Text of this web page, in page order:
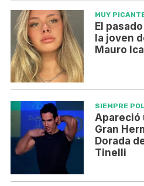
MUY
El
la joven
Mauro
SIEMPRE
Apareció
Gran
Dorada
Tinelli